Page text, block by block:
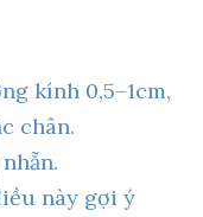
kính 0,5–1cm,
chân.
này gợi ý